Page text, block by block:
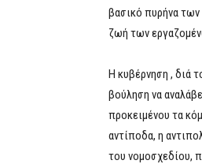
βασικό πυρήνα των
ζωή των
Η κυβέρνηση , διά
βούληση να
προκειμένου τα
αντίποδα, η
του νομοσχεδίου,